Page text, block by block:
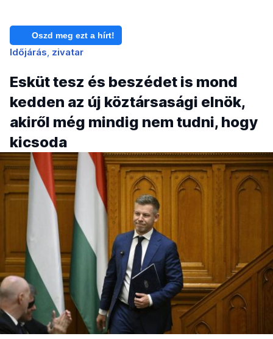
Oszd meg ezt a hírt!
Időjárás zivatar
Esküt tesz és beszédet is mond
kedden az új köztársasági elnök,
akiről még mindig nem tudni, hogy
kicsoda